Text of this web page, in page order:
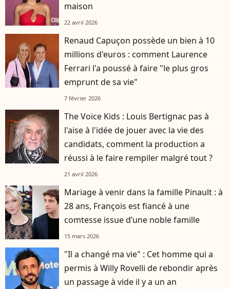
maison
22 avril 2026
Renaud Capuçon possède un bien à 10
millions d'euros : comment Laurence
Ferrari l'a poussé à faire "le plus gros
emprunt de sa vie"
7 février 2026
The Voice Kids : Louis Bertignac pas à
l'aise à l'idée de jouer avec la vie des
candidats, comment la production a
réussi à le faire rempiler malgré tout ?
21 avril 2026
Mariage à venir dans la famille Pinault : à
28 ans, François est fiancé à une
comtesse issue d’une noble famille
15 mars 2026
"Il a changé ma vie" : Cet homme qui a
permis à Willy Rovelli de rebondir après
un passage à vide il y a un an